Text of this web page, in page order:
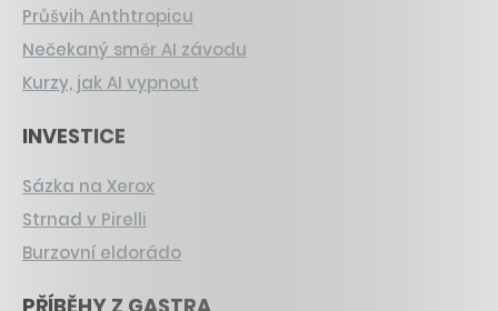
Průšvih Anthtropicu
Nečekaný směr AI závodu
Kurzy, jak AI vypnout
INVESTICE
Sázka na Xerox
Strnad v Pirelli
Burzovní eldorádo